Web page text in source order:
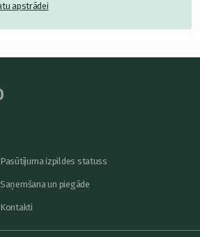
apstrādei
Pasūtījuma izpildes statuss
Saņemšana un piegāde
Kontakti